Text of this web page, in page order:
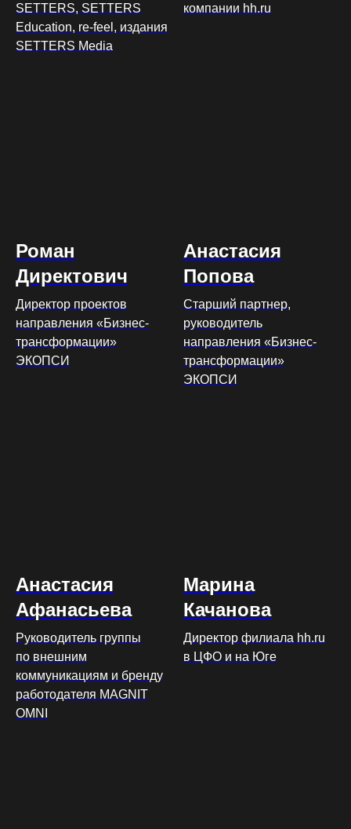
SETTERS, SETTERS
Education, re-feel, издания
SETTERS Media
компании hh.ru
Роман
Директович
Директор проектов
направления «Бизнес-
трансформации»
ЭКОПСИ
Анастасия
Попова
Старший партнер,
руководитель
направления «Бизнес-
трансформации»
ЭКОПСИ
Анастасия
Афанасьева
Руководитель группы
по внешним
коммуникациям и бренду
работодателя MAGNIT
OMNI
Марина
Качанова
Директор филиала hh.ru
в ЦФО и на Юге